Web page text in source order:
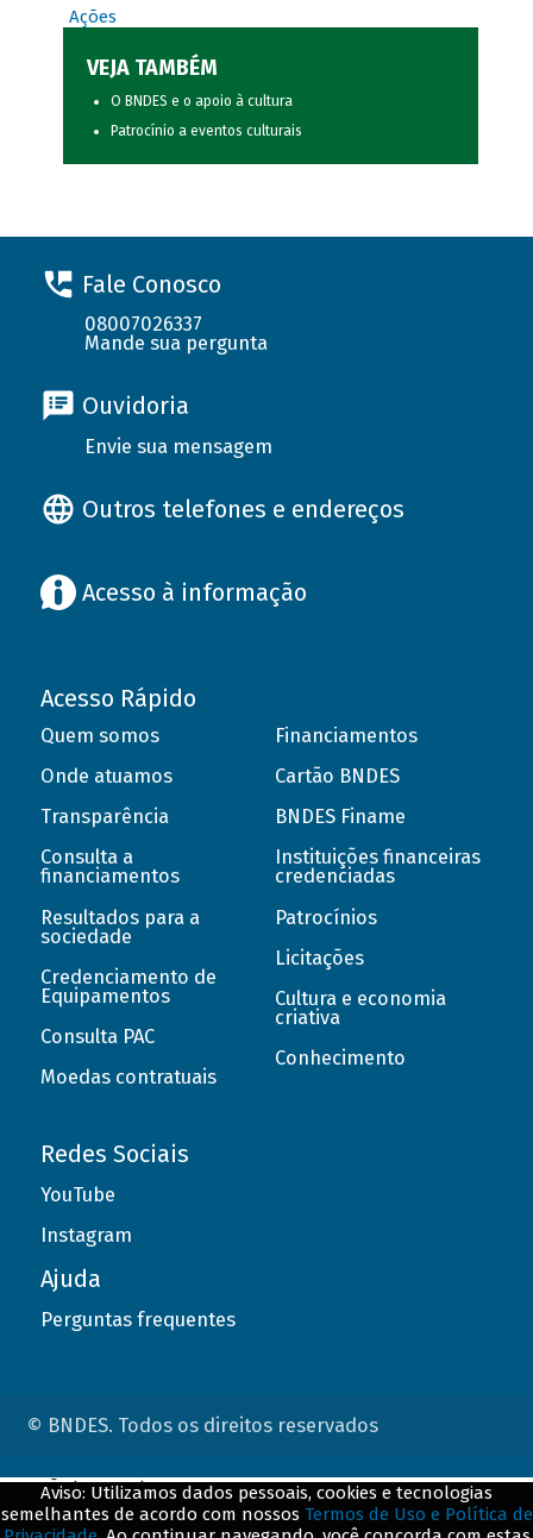
Ações
VEJA TAMBÉM
O BNDES e o apoio à cultura
Patrocínio a eventos culturais
Fale Conosco
08007026337
Mande sua pergunta
Ouvidoria
Envie sua mensagem
Outros telefones e endereços
Acesso à informação
Acesso Rápido
Quem somos
Onde atuamos
Transparência
Consulta a
financiamentos
Resultados para a
sociedade
Credenciamento de
Equipamentos
Consulta PAC
Moedas contratuais
Financiamentos
Cartão BNDES
BNDES Finame
Instituições financeiras
credenciadas
Patrocínios
Licitações
Cultura e economia
criativa
Conhecimento
Redes Sociais
YouTube
Instagram
Ajuda
Perguntas frequentes
© BNDES. Todos os direitos reservados
Aviso: Utilizamos dados pessoais, cookies e tecnologias
semelhantes de acordo com nossos Termos de Uso e Política de
ConteÃºdo complementar
${title}${badge}